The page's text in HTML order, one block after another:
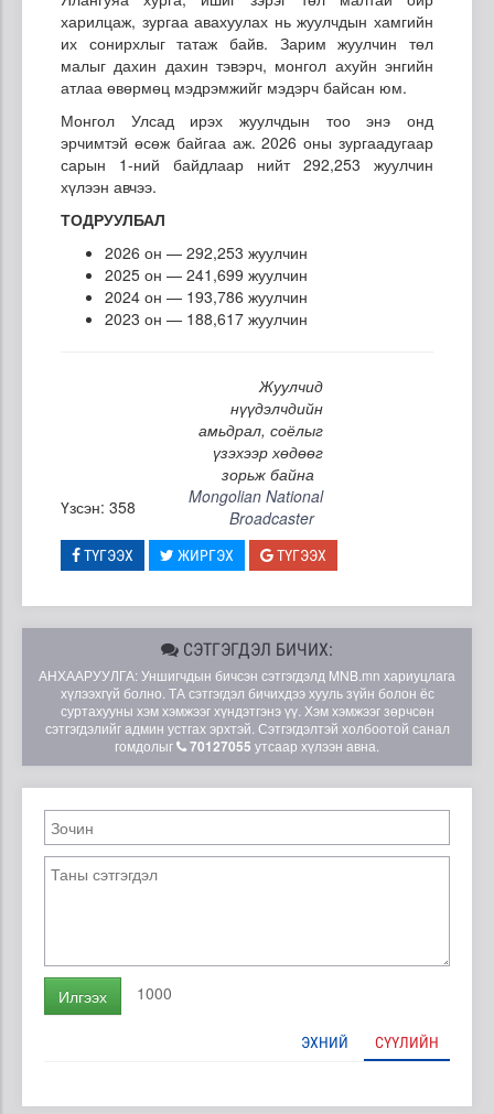
харилцаж, зургаа авахуулах нь жуулчдын хамгийн
их сонирхлыг татаж байв. Зарим жуулчин төл
малыг дахин дахин тэвэрч, монгол ахуйн энгийн
атлаа өвөрмөц мэдрэмжийг мэдэрч байсан юм.
Монгол Улсад ирэх жуулчдын тоо энэ онд
эрчимтэй өсөж байгаа аж. 2026 оны зургаадугаар
сарын 1-ний байдлаар нийт 292,253 жуулчин
хүлээн авчээ.
ТОДРУУЛБАЛ
2026 он — 292,253 жуулчин
2025 он — 241,699 жуулчин
2024 он — 193,786 жуулчин
2023 он — 188,617 жуулчин
Жуулчид
нүүдэлчдийн
амьдрал, соёлыг
үзэхээр хөдөөг
зорьж байна
Үзсэн: 358
Mongolian National
Broadcaster
ТҮГЭЭХ ЖИРГЭХ ТҮГЭЭХ
СЭТГЭГДЭЛ БИЧИХ:
АНХААРУУЛГА: Уншигчдын бичсэн сэтгэгдэлд MNB.mn хариуцлага
хүлээхгүй болно. ТА сэтгэгдэл бичихдээ хууль зүйн болон ёс
суртахууны хэм хэмжээг хүндэтгэнэ үү. Хэм хэмжээг зөрчсөн
сэтгэгдэлийг админ устгах эрхтэй. Сэтгэгдэлтэй холбоотой санал
гомдолыг
70127055 утсаар хүлээн авна.
Илгээх 1000
ЭХНИЙ СҮҮЛИЙН